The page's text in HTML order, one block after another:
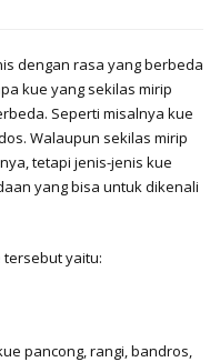
dengan rasa yang berbeda
kue yang sekilas mirip
Seperti misalnya kue
Walaupun sekilas mirip
tetapi jenis-jenis kue
yang bisa untuk dikenali
yaitu:
pancong, rangi, bandros,